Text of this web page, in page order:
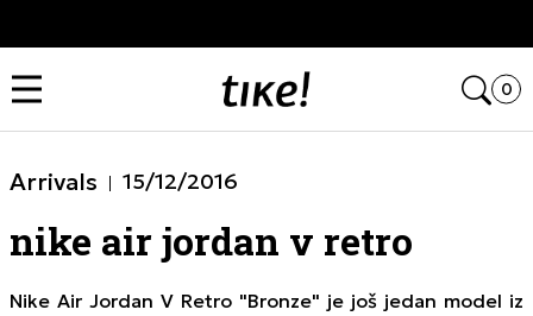
0
Arrivals 15/12/2016
nike air jordan v retro
Nike Air Jordan V Retro "Bronze" je još jedan model iz